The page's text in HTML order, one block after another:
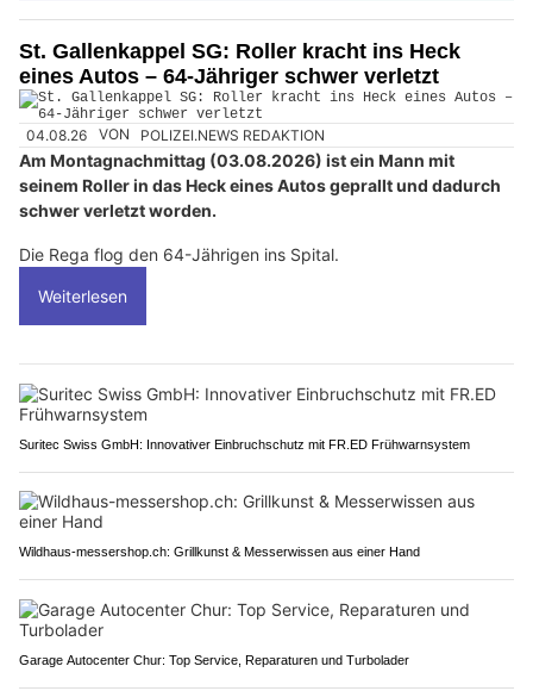
St. Gallenkappel SG: Roller kracht ins Heck
eines Autos – 64-Jähriger schwer verletzt
04.08.26 VON POLIZEI.NEWS REDAKTION
Am Montagnachmittag (03.08.2026) ist ein Mann mit
seinem Roller in das Heck eines Autos geprallt und dadurch
schwer verletzt worden.
Die Rega flog den 64-Jährigen ins Spital.
Weiterlesen
Suritec Swiss GmbH: Innovativer Einbruchschutz mit FR.ED Frühwarnsystem
Wildhaus-messershop.ch: Grillkunst & Messerwissen aus einer Hand
Garage Autocenter Chur: Top Service, Reparaturen und Turbolader